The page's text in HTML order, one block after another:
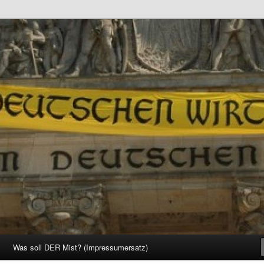
Was soll DER Mist? (Impressumersatz)